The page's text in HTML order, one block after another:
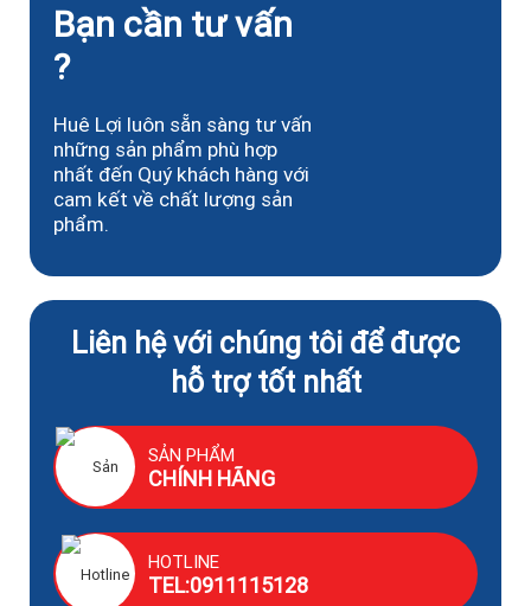
Bạn cần tư vấn
?
Huê Lợi luôn sẵn sàng tư vấn
những sản phẩm phù hợp
nhất đến Quý khách hàng với
cam kết về chất lượng sản
phẩm.
Liên hệ với chúng tôi để được
hỗ trợ tốt nhất
SẢN PHẨM
CHÍNH HÃNG
HOTLINE
TEL:0911115128